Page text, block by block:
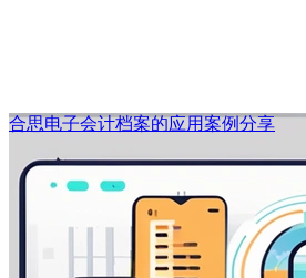
合思电子会计档案的应用案例分享